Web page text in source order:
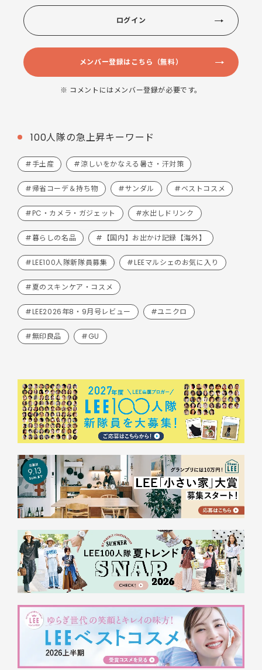
ログイン
メンバー登録はこちら（無料）
※ コメントにはメンバー登録が必要です。
100人隊の急上昇キーワード
#手土産 #涼しいをかなえる暑さ・汗対策
#帰省コーデ＆持ち物 #サンダル #ベストコスメ
#PC・カメラ・ガジェット #水出しドリンク
#暮らしの名品 #【国内】お出かけ記録【海外】
#LEE100人隊新隊員募集 #LEEマルシェのお気に入り
#夏のスキンケア・コスメ
#LEE2026年8・9月号レビュー #ユニクロ
#無印良品 #GU